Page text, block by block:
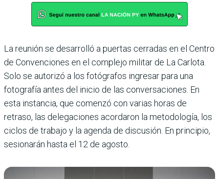
La reunión se desarrolló a puertas cerradas en el Centro
de Convenciones en el complejo militar de La Carlota.
Solo se autorizó a los fotógrafos ingresar para una
fotografía antes del inicio de las conversaciones. En
esta instancia, que comenzó con varias horas de
retraso, las delegaciones acordaron la metodología, los
ciclos de trabajo y la agenda de discusión. En principio,
sesionarán hasta el 12 de agosto.